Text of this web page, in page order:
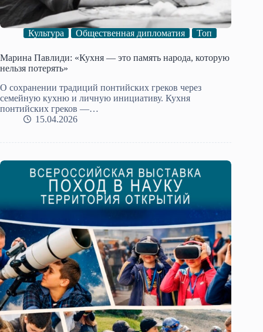
Культура Общественная дипломатия Топ
Марина Павлиди: «Кухня — это память народа, которую
нельзя потерять»
О сохранении традиций понтийских греков через
семейную кухню и личную инициативу. Кухня
понтийских греков —…
15.04.2026